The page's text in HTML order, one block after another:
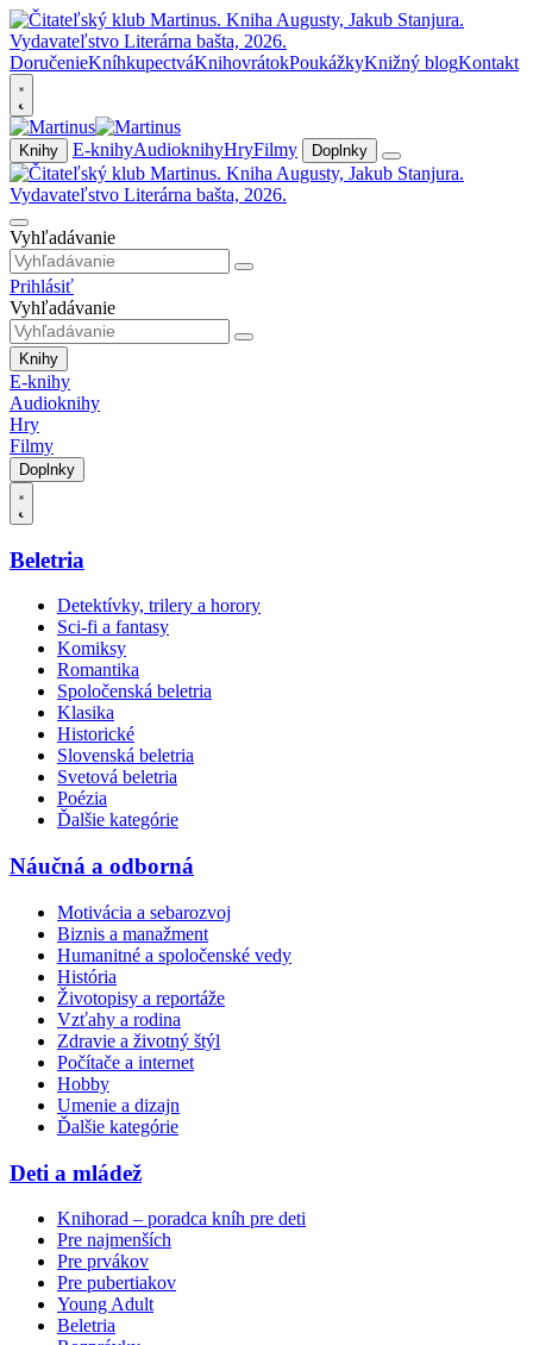
DoručenieKníhkupectváKnihovrátokPoukážkyKnižný blogKontakt
Knihy E-knihyAudioknihyHryFilmy Doplnky
Vyhľadávanie
Prihlásiť
Vyhľadávanie
Knihy
E-knihy
Audioknihy
Hry
Filmy
Doplnky
Beletria
Detektívky, trilery a horory
Sci-fi a fantasy
Komiksy
Romantika
Spoločenská beletria
Klasika
Historické
Slovenská beletria
Svetová beletria
Poézia
Ďalšie kategórie
Náučná a odborná
Motivácia a sebarozvoj
Biznis a manažment
Humanitné a spoločenské vedy
História
Životopisy a reportáže
Vzťahy a rodina
Zdravie a životný štýl
Počítače a internet
Hobby
Umenie a dizajn
Ďalšie kategórie
Deti a mládež
Knihorad – poradca kníh pre deti
Pre najmenších
Pre prvákov
Pre pubertiakov
Young Adult
Beletria